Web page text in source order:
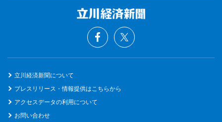
立川経済新聞について
プレスリリース・情報提供はこちらから
アクセスデータの利用について
お問い合わせ